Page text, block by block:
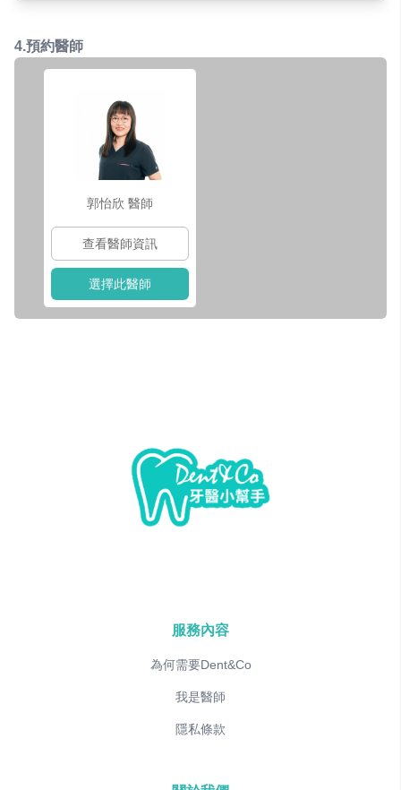
4.預約醫師
郭怡欣 醫師
查看醫師資訊
選擇此醫師
服務內容
為何需要Dent&Co
我是醫師
隱私條款